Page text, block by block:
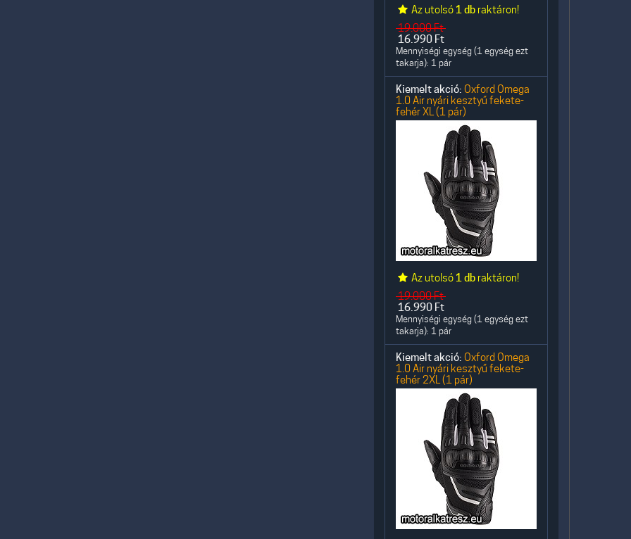
Az utolsó 1 db raktáron!
19.000Ft
16.990 Ft
Mennyiségi egység (1 egység ezt
takarja): 1 pár
Kiemelt akció: Oxford Omega
1.0 Air nyári kesztyű fekete-
fehér XL (1 pár)
Az utolsó 1 db raktáron!
19.000Ft
16.990 Ft
Mennyiségi egység (1 egység ezt
takarja): 1 pár
Kiemelt akció: Oxford Omega
1.0 Air nyári kesztyű fekete-
fehér 2XL (1 pár)